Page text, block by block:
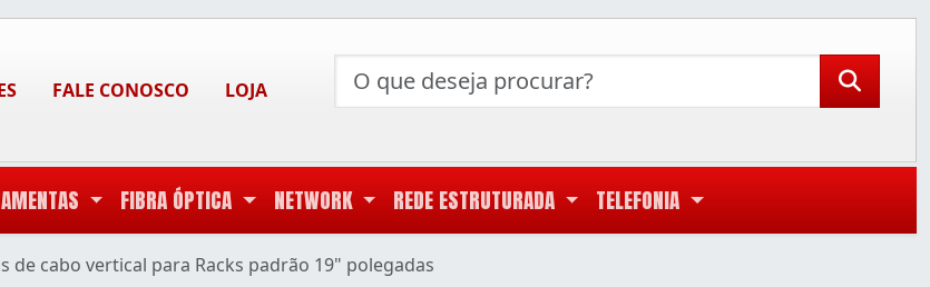
FALE CONOSCO LOJA
FIBRA ÓPTICA NETWORK REDE ESTRUTURADA TELEFONIA
de cabo vertical para Racks padrão 19" polegadas